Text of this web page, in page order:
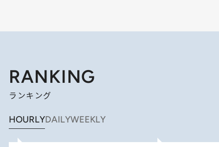
RANKING
ランキング
HOURLYDAILYWEEKLY